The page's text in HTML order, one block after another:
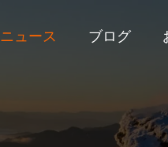
ニュース ブログ